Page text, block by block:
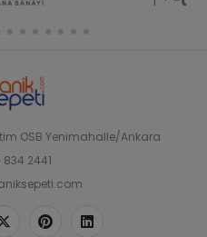
OSB Yenimahalle/Ankara
2441